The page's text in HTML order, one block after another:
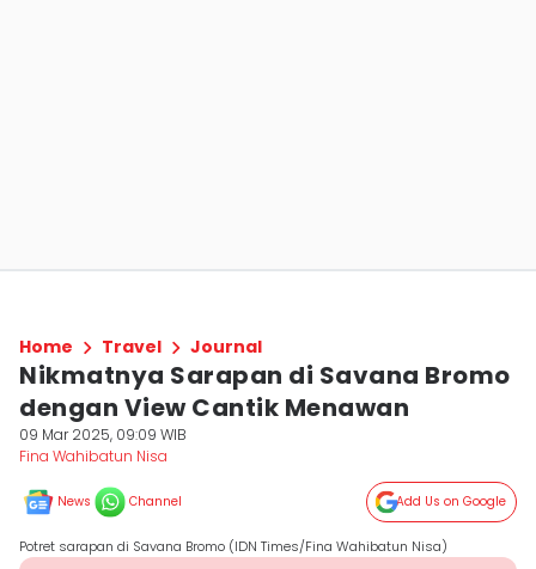
Home Travel Journal
Nikmatnya Sarapan di Savana Bromo
dengan View Cantik Menawan
09 Mar 2025, 09:09 WIB
Fina Wahibatun Nisa
News Channel Add Us on Google
Potret sarapan di Savana Bromo (IDN Times/Fina Wahibatun Nisa)